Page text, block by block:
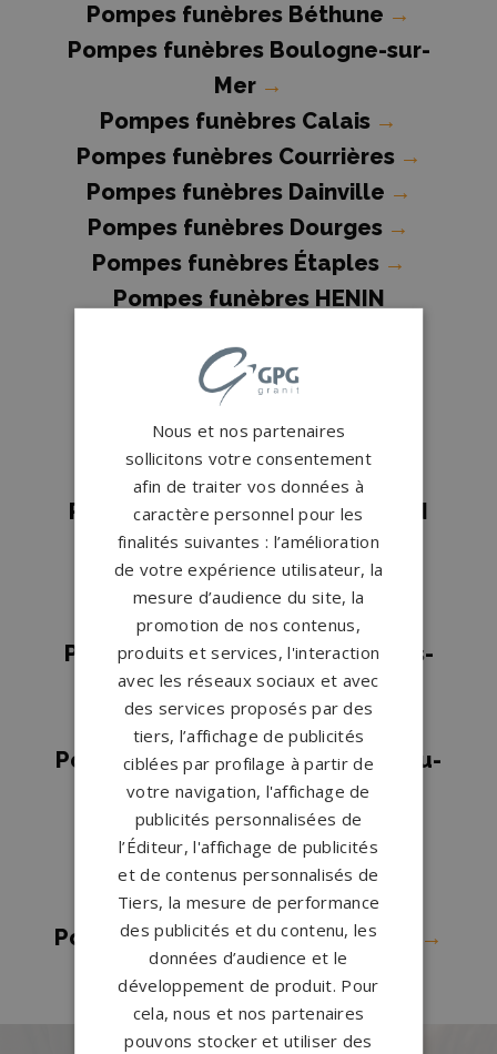
Pompes funèbres Béthune →
Pompes funèbres Boulogne-sur-
Mer →
Pompes funèbres Calais →
Pompes funèbres Courrières →
Pompes funèbres Dainville →
Pompes funèbres Dourges →
Pompes funèbres Étaples →
Pompes funèbres HENIN
Pompes funèbres Leforest
Pompes funèbres Lens
Pompes funèbres Lestrem
Pompes funèbres Libercourt
Pompes funèbres MONTIGNY EN
GOHELLE→
Pompes funèbres NOYELLES
GODAULT→
Pompes funèbres Noyelles-sous-
Lens→
Pompes funèbres Oignies
Pompes funèbres Saint-Martin-au-
Laërt →
Pompes funèbres Sainte-
Catherine→
Pompes funèbres Samer→
Pompes funèbres Vendin Le Vieil
→
Nous et nos partenaires
sollicitons votre consentement
afin de traiter vos données à
caractère personnel pour les
finalités suivantes : l’amélioration
de votre expérience utilisateur, la
mesure d’audience du site, la
promotion de nos contenus,
produits et services, l'interaction
avec les réseaux sociaux et avec
des services proposés par des
tiers, l’affichage de publicités
ciblées par profilage à partir de
votre navigation, l'affichage de
publicités personnalisées de
l’Éditeur, l'affichage de publicités
et de contenus personnalisés de
Tiers, la mesure de performance
des publicités et du contenu, les
données d’audience et le
développement de produit. Pour
cela, nous et nos partenaires
pouvons stocker et utiliser des